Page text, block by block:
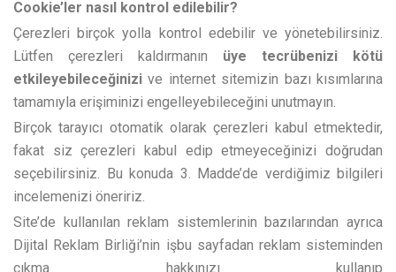
Cookie’ler nasıl kontrol edilebilir?
Çerezleri birçok yolla kontrol edebilir ve yönetebilirsiniz.
Lütfen çerezleri kaldırmanın üye tecrübenizi kötü
etkileyebileceğinizi ve internet sitemizin bazı kısımlarına
tamamıyla erişiminizi engelleyebileceğini unutmayın.
Birçok tarayıcı otomatik olarak çerezleri kabul etmektedir,
fakat siz çerezleri kabul edip etmeyeceğinizi doğrudan
seçebilirsiniz. Bu konuda 3. Madde’de verdiğimiz bilgileri
incelemenizi öneririz.
Site’de kullanılan reklam sistemlerinin bazılarından ayrıca
Dijital Reklam Birliği’nin işbu sayfadan reklam sisteminden
çıkma hakkınızı kullanıp